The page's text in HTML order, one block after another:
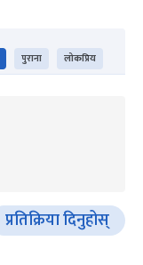
पुराना लोकप्रिय
प्रतिक्रिया दिनुहोस्